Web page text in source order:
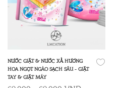
NƯỚC GIẶT & NƯỚC XẢ HƯƠNG
HOA NGỌT NGÀO SẠCH SÂU - GIẶT
TAY & GIẶT MÁY